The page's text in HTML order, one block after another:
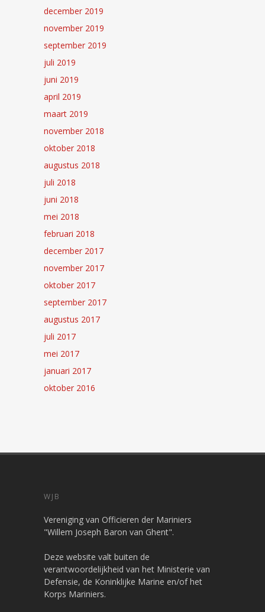
december 2019
november 2019
september 2019
juli 2019
juni 2019
april 2019
maart 2019
november 2018
oktober 2018
augustus 2018
juli 2018
juni 2018
mei 2018
februari 2018
december 2017
november 2017
oktober 2017
september 2017
augustus 2017
juli 2017
mei 2017
januari 2017
oktober 2016
WJB
Vereniging van Officieren der Mariniers
"Willem Joseph Baron van Ghent".
Deze website valt buiten de
verantwoordelijkheid van het Ministerie van
Defensie, de Koninklijke Marine en/of het
Korps Mariniers.